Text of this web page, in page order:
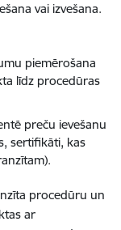
vai izvešana.
piemērošana
līdz procedūras
preču ievešanu
sertifikāti, kas
procedūru un
ar